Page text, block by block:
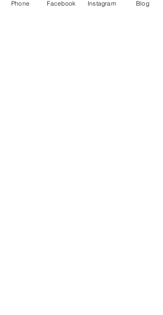
Phone Facebook Instagram Blog